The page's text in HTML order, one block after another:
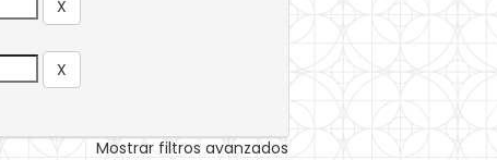
Mostrar filtros avanzados